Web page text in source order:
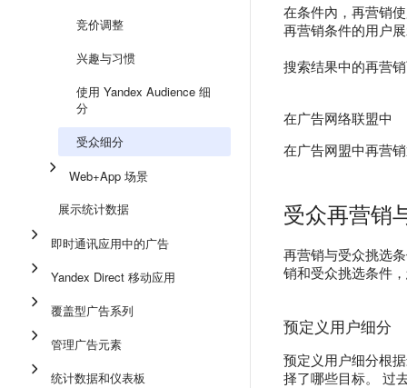
竞价调整
兴趣与习惯
使用 Yandex Audience 细
分
受众细分
Web+App 场景
展示统计数据
即时通讯应用中的广告
Yandex Direct 移动应用
覆盖型广告系列
管理广告元素
统计数据和仪表板
在条件內，再营销
再营销条件的用户
搜索结果中的再营
在广告网络联盟中
在广告网盟中再营
受众再营销
再营销与受众挑选
销和受众挑选条件
预定义用户细分
预定义用户细分根
择了哪些目标。 过